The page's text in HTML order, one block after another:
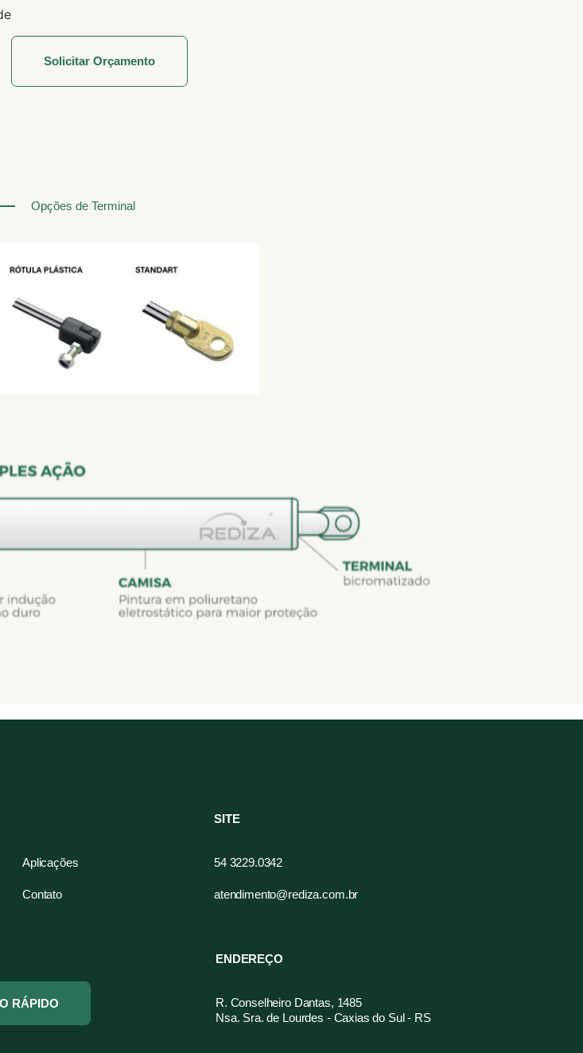
Opções de Terminal
Aplicações
Contato
SITE
54 3229.0342
atendimento@rediza.com.br
RÁPIDO
ENDEREÇO
R. Conselheiro Dantas, 1485
Nsa. Sra. de Lourdes - Caxias do Sul - RS